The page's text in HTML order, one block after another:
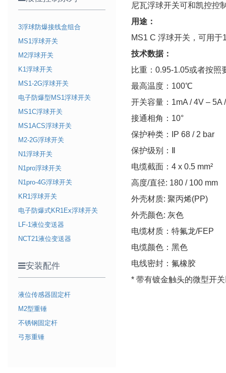
3浮球防爆接线盒组合
MS1浮球开关
M2浮球开关
K1浮球开关
MS1-2G浮球开关
电子防爆型MS1浮球开关
MS1C浮球开关
MS1ACS浮球开关
M2-2G浮球开关
N1浮球开关
N1pro浮球开关
N1pro-4G浮球开关
KR1浮球开关
电子防爆式KR1Ex浮球开关
LF-1液位变送器
NCT21液位变送器
安装配件
液位传感器固定杆
M2型重锤
不锈钢固定杆
弓形重锤
尼瓦浮球开关可和凯控控
用途：
MS1 C 浮球开关，可用
技术数据：
比重：0.95-1.05或者按照
最高温度：100℃
开关容量：1mA / 4V – 5A
接通相角：10°
保护种类：IP 68 / 2 bar
保护级别：Ⅱ
电缆截面：4 x 0.5 mm²
高度/直径: 180 / 100 mm
外壳材质: 聚丙烯(PP)
外壳颜色: 灰色
电缆材质：特氟龙/FEP
电缆颜色：黑色
电线密封：氟橡胶
* 带有镀金触头的微型开